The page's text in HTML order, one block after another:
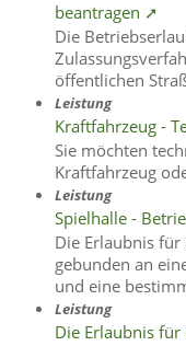
beantragen ➚
Die
öffentlichen
Leistung
Kraftfahrzeug -
Sie möchten
Kraftfahrzeug
Leistung
Spielhalle -
Die Erlaubnis
gebunden an
und eine
Leistung
Die Erlaubnis